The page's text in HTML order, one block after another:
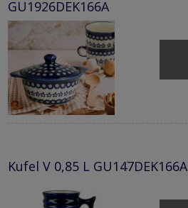
GU1926DEK166A
Kufel V 0,85 L GU147DEK166A